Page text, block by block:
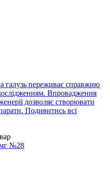
галузь переживає справжню
Впровадження
дозволяє створювати
Подивитись всі
мг №28